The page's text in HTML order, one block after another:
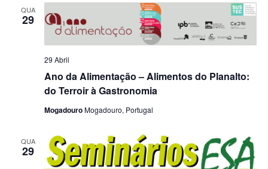
QUA
29
Ano da Alimentação – Alimentos do Planalto:
do Terroir à Gastronomia
29 Abril
MogadouroMogadouro, Portugal
QUA
29